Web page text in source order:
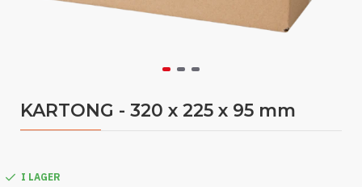
KARTONG - 320 x 225 x 95 mm
I LAGER